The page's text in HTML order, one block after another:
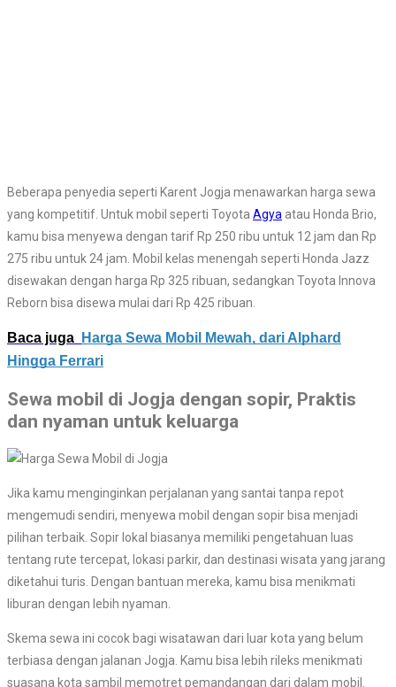
Beberapa penyedia seperti Karent Jogja menawarkan harga sewa
yang kompetitif. Untuk mobil seperti Toyota Agya atau Honda Brio,
kamu bisa menyewa dengan tarif Rp 250 ribu untuk 12 jam dan Rp
275 ribu untuk 24 jam. Mobil kelas menengah seperti Honda Jazz
disewakan dengan harga Rp 325 ribuan, sedangkan Toyota Innova
Reborn bisa disewa mulai dari Rp 425 ribuan.
Baca juga
Harga Sewa Mobil Mewah, dari Alphard
Hingga Ferrari
Sewa mobil di Jogja dengan sopir, Praktis
dan nyaman untuk keluarga
Jika kamu menginginkan perjalanan yang santai tanpa repot
mengemudi sendiri, menyewa mobil dengan sopir bisa menjadi
pilihan terbaik. Sopir lokal biasanya memiliki pengetahuan luas
tentang rute tercepat, lokasi parkir, dan destinasi wisata yang jarang
diketahui turis. Dengan bantuan mereka, kamu bisa menikmati
liburan dengan lebih nyaman.
Skema sewa ini cocok bagi wisatawan dari luar kota yang belum
terbiasa dengan jalanan Jogja. Kamu bisa lebih rileks menikmati
suasana kota sambil memotret pemandangan dari dalam mobil.